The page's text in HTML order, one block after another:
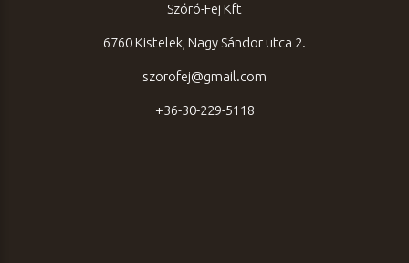
Szóró-Fej Kft
6760 Kistelek, Nagy Sándor utca 2.
szorofej@gmail.com
+36-30-229-5118